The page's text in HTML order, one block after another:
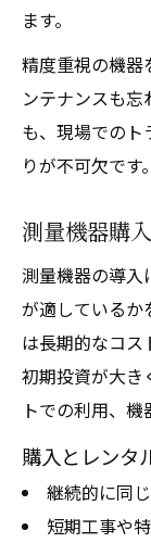
ます。
精度重視の機器
ンテナンスも
も、現場でのト
りが不可欠です。
測量機器購
測量機器の導入
が適しているか
は長期的なコス
初期投資が大き
トでの利用、機
購入とレンタ
継続的に同
短期工事や